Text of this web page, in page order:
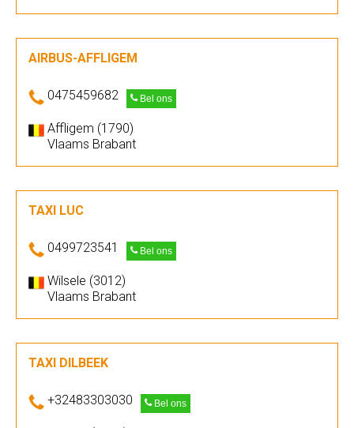
AIRBUS-AFFLIGEM
0475459682 Bel ons
Affligem (1790)
Vlaams Brabant
TAXI LUC
0499723541 Bel ons
Wilsele (3012)
Vlaams Brabant
TAXI DILBEEK
+32483303030 Bel ons